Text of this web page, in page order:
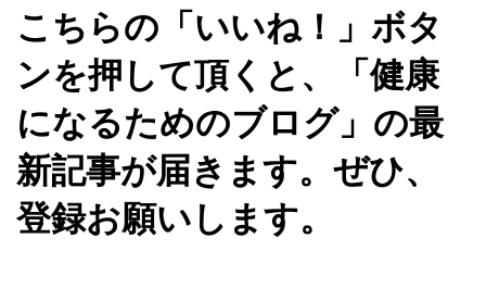
こちらの「いいね！」ボタ
ンを押して頂くと、「健康
になるためのブログ」の最
新記事が届きます。ぜひ、
登録お願いします。